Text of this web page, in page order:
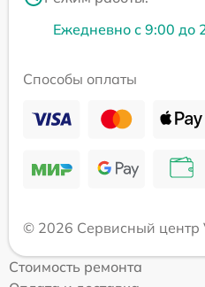
Ежедневно с 9:00 до
Способы оплаты
© 2026 Сервисный центр
Стоимость ремонта